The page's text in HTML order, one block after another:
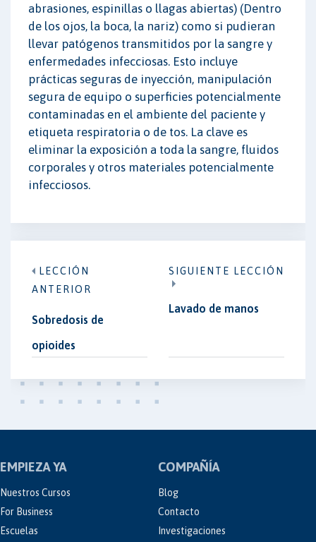
abrasiones, espinillas o llagas abiertas) (Dentro
de los ojos, la boca, la nariz) como si pudieran
llevar patógenos transmitidos por la sangre y
enfermedades infecciosas. Esto incluye
prácticas seguras de inyección, manipulación
segura de equipo o superficies potencialmente
contaminadas en el ambiente del paciente y
etiqueta respiratoria o de tos. La clave es
eliminar la exposición a toda la sangre, fluidos
corporales y otros materiales potencialmente
infecciosos.
LECCIÓN
ANTERIOR
Sobredosis de
opioides
SIGUIENTE LECCIÓN
Lavado de manos
EMPIEZA YA
Nuestros Cursos
For Business
Escuelas
COMPAÑÍA
Blog
Contacto
Investigaciones